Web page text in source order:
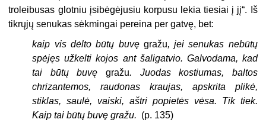
troleibusas glotniu įsibėgėjusiu korpusu lekia tiesiai į jį“. Iš
tikrųjų senukas sėkmingai pereina per gatvę, bet:
kaip vis dėlto būtų buvę gražu, jei senukas nebūtų
spėjęs užkelti kojos ant šaligatvio. Galvodama, kad
tai būtų buvę gražu. Juodas kostiumas, baltos
chrizantemos, raudonas kraujas, apskrita plikė,
stiklas, saulė, vaiski, aštri popietės vėsa. Tik tiek.
Kaip tai būtų buvę gražu. (p. 135)